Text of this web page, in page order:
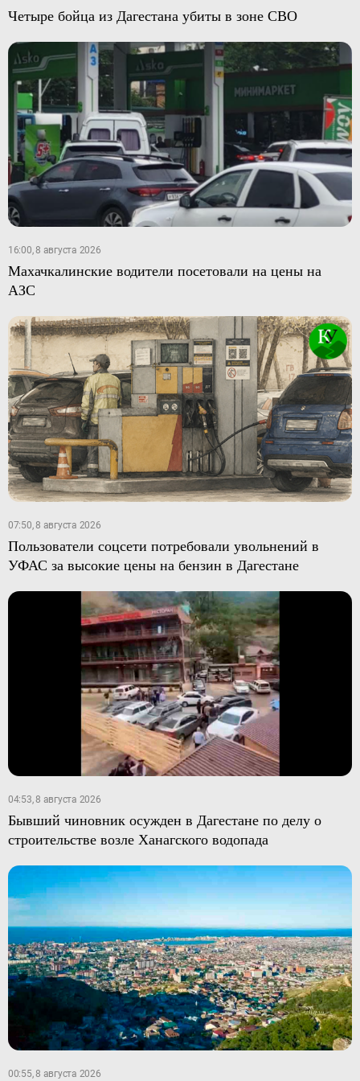
Четыре бойца из Дагестана убиты в зоне СВО
16:00, 8 августа 2026
Махачкалинские водители посетовали на цены на
АЗС
07:50, 8 августа 2026
Пользователи соцсети потребовали увольнений в
УФАС за высокие цены на бензин в Дагестане
04:53, 8 августа 2026
Бывший чиновник осужден в Дагестане по делу о
строительстве возле Ханагского водопада
00:55, 8 августа 2026